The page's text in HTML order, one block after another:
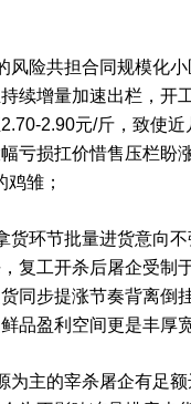
风险共担合同规模化
续增量加速出栏，开
2.90元/斤，致使
亏损扛价惜售压栏盼
雏；
货环节批量进货意向
复工开杀后屠企受制
同步提涨节奏背离倒
品盈利空间更是丰厚
为主的宰杀屠企有足